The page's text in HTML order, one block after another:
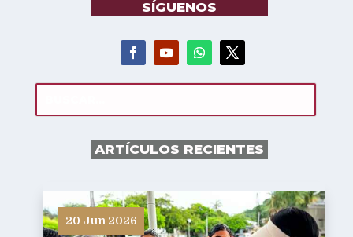
SÍGUENOS
ARTÍCULOS RECIENTES
20 Jun 2026